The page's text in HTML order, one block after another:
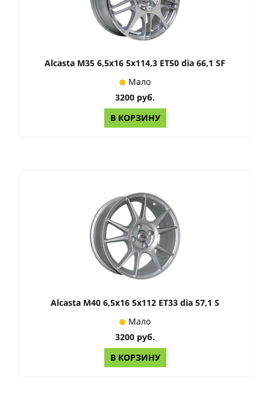
Alcasta M35 6,5x16 5x114,3 ET50 dia 66,1 SF
Мало
3200 руб.
В КОРЗИНУ
Alcasta M40 6,5x16 5x112 ET33 dia 57,1 S
Мало
3200 руб.
В КОРЗИНУ